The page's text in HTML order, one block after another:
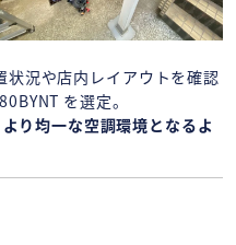
状況や店内レイアウトを確認
を選定。
より均一な空調環境となるよ